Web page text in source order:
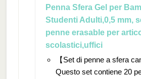
Penna Sfera Gel per
Studenti Adulti,0,5 mm,
penne erasable per
scolastici,uffici
【Set di penne a sfera
Questo set contiene 20